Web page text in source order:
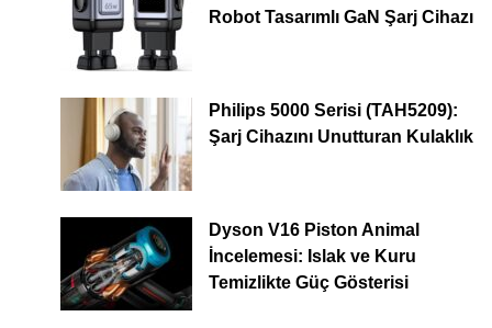
Robot Tasarımlı GaN Şarj Cihazı
Philips 5000 Serisi (TAH5209):
Şarj Cihazını Unutturan Kulaklık
Dyson V16 Piston Animal
İncelemesi: Islak ve Kuru
Temizlikte Güç Gösterisi